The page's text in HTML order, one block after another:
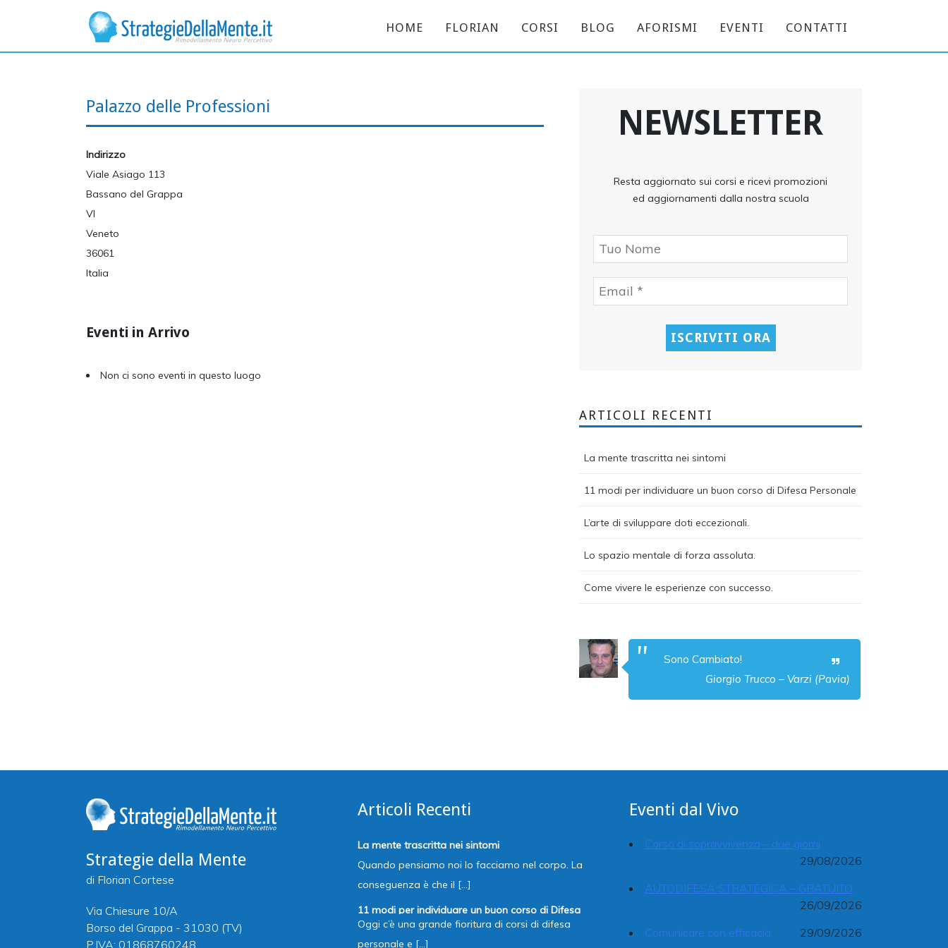
HOME FLORIAN CORSI BLOG AFORISMI EVENTI CONTATTI
Palazzo delle Professioni
Indirizzo
Viale Asiago 113
Bassano del Grappa
VI
Veneto
36061
Italia
Eventi in Arrivo
Non ci sono eventi in questo luogo
NEWSLETTER
Resta aggiornato sui corsi e ricevi promozioni
ed aggiornamenti dalla nostra scuola
ARTICOLI RECENTI
La mente trascritta nei sintomi
11 modi per individuare un buon corso di Difesa Personale
L’arte di sviluppare doti eccezionali.
Lo spazio mentale di forza assoluta.
Come vivere le esperienze con successo.
Sono Cambiato!
Giorgio Trucco – Varzi (Pavia)
Strategie della Mente
di Florian Cortese
Via Chiesure 10/A
Borso del Grappa - 31030 (TV)
P.IVA: 01868760248
Articoli Recenti
La mente trascritta nei sintomi
Quando pensiamo noi lo facciamo nel corpo. La
conseguenza è che il [...]
11 modi per individuare un buon corso di Difesa
Personale
Oggi c’è una grande fioritura di corsi di difesa
personale e [...]
Eventi dal Vivo
Corso di sopravvivenza – due giorni
29/08/2026
AUTODIFESA STRATEGICA – GRATUITO
26/09/2026
Comunicare con efficacia
29/09/2026